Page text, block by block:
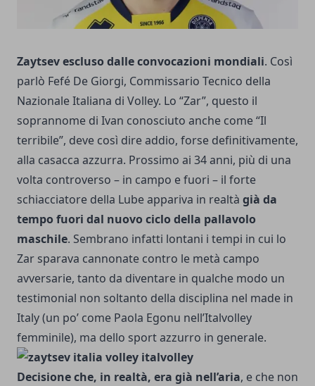
Zaytsev escluso dalle convocazioni mondiali. Così
parlò Fefé De Giorgi, Commissario Tecnico della
Nazionale Italiana di Volley. Lo “Zar”, questo il
soprannome di Ivan conosciuto anche come “Il
terribile”, deve così dire addio, forse definitivamente,
alla casacca azzurra. Prossimo ai 34 anni, più di una
volta controverso – in campo e fuori – il forte
schiacciatore della Lube appariva in realtà già da
tempo fuori dal nuovo ciclo della pallavolo
maschile. Sembrano infatti lontani i tempi in cui lo
Zar sparava cannonate contro le metà campo
avversarie, tanto da diventare in qualche modo un
testimonial non soltanto della disciplina nel made in
Italy (un po’ come Paola Egonu nell’Italvolley
femminile), ma dello sport azzurro in generale.
Decisione che, in realtà, era già nell’aria, e che non